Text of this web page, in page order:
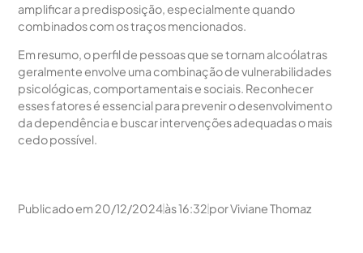
amplificar a predisposição, especialmente quando
combinados com os traços mencionados.
Em resumo, o perfil de pessoas que se tornam alcoólatras
geralmente envolve uma combinação de vulnerabilidades
psicológicas, comportamentais e sociais. Reconhecer
esses fatores é essencial para prevenir o desenvolvimento
da dependência e buscar intervenções adequadas o mais
cedo possível.
Publicado em 20/12/2024às16:32porViviane Thomaz